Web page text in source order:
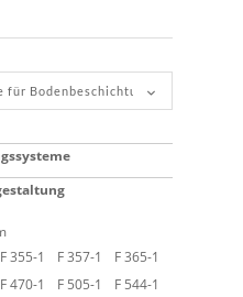
F 355-1 F 357-1
F 365-1
F 470-1 F 505-1
F 544-1